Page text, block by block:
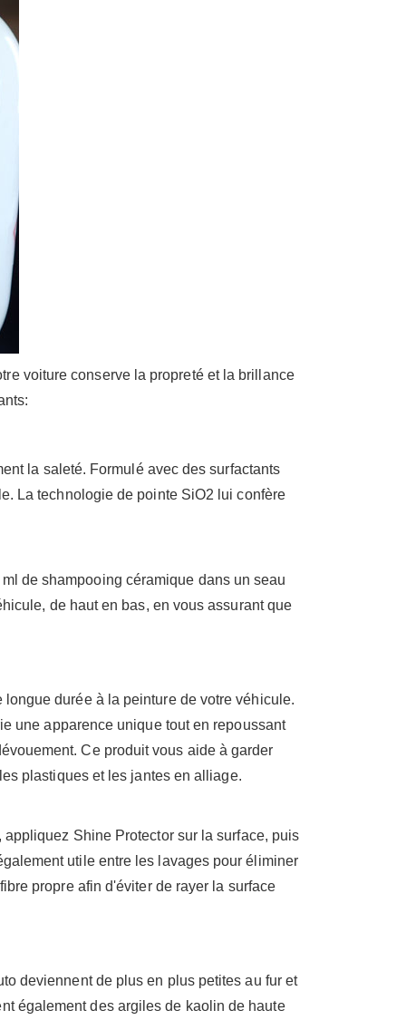
voiture conserve la propreté et la brillance
la saleté. Formulé avec des surfactants
La technologie de pointe SiO2 lui confère
de shampooing céramique dans un seau
de haut en bas, en vous assurant que
durée à la peinture de votre véhicule.
une apparence unique tout en repoussant
Ce produit vous aide à garder
plastiques et les jantes en alliage.
Shine Protector sur la surface, puis
utile entre les lavages pour éliminer
propre afin d'éviter de rayer la surface
deviennent de plus en plus petites au fur et
également des argiles de kaolin de haute